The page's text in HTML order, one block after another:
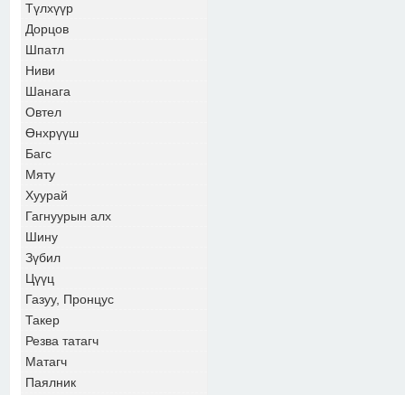
Түлхүүр
Дорцов
Шпатл
Ниви
Шанага
Овтел
Өнхрүүш
Багс
Мяту
Хуурай
Гагнуурын алх
Шину
Зүбил
Цүүц
Газуу, Пронцус
Такер
Резва татагч
Матагч
Паялник